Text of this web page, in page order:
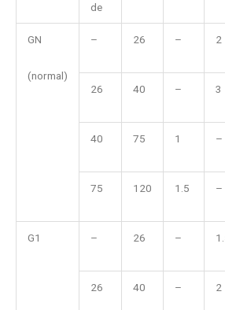
de
GN
(normal)
– 26 – 2
26 40 – 3
40 75 1 –
75 120 1.5 –
G1 – 26 –
26 40 – 2